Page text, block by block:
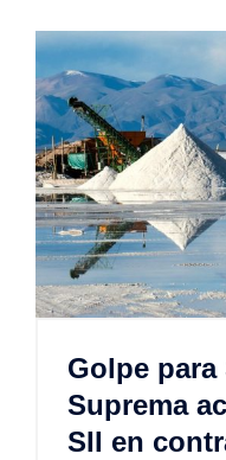
Golpe para
Suprema
SII en